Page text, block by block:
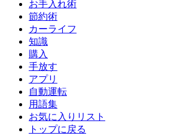
お手入れ術
節約術
カーライフ
知識
購入
手放す
アプリ
自動運転
用語集
お気に入りリスト
トップに戻る